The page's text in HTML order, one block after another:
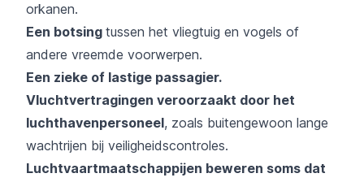
orkanen.
Een botsing tussen het vliegtuig en vogels of
andere vreemde voorwerpen.
Een zieke of lastige passagier.
Vluchtvertragingen veroorzaakt door het
luchthavenpersoneel, zoals buitengewoon lange
wachtrijen bij veiligheidscontroles.
Luchtvaartmaatschappijen beweren soms dat